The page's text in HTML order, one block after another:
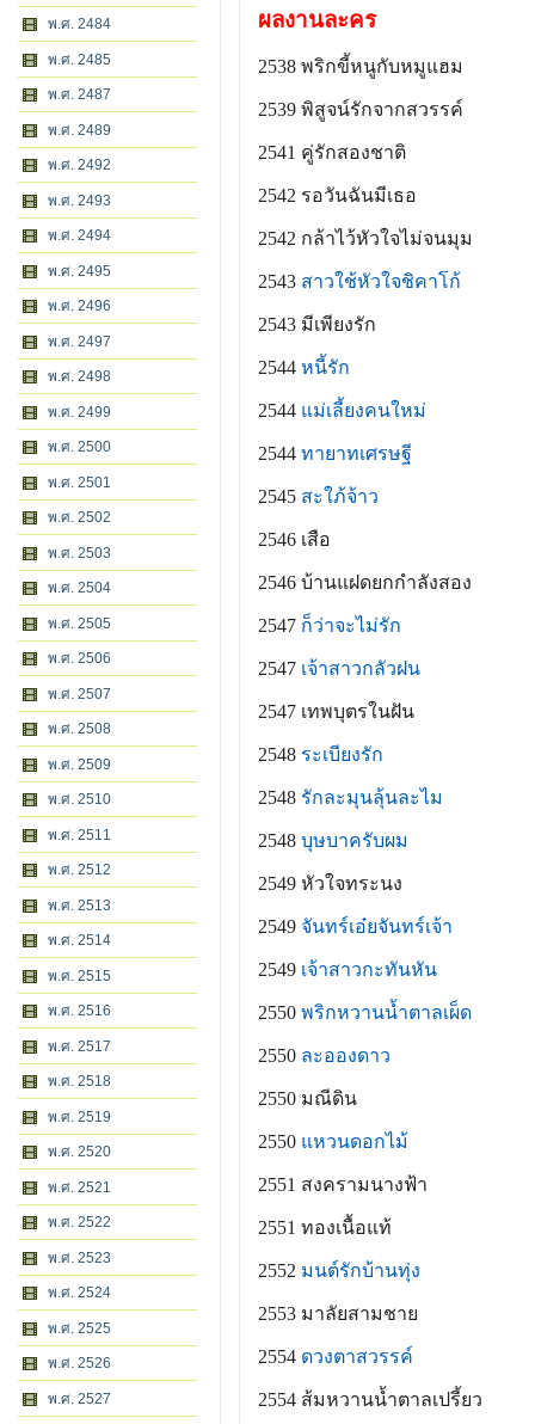
พ.ศ. 2484
พ.ศ. 2485
พ.ศ. 2487
พ.ศ. 2489
พ.ศ. 2492
พ.ศ. 2493
พ.ศ. 2494
พ.ศ. 2495
พ.ศ. 2496
พ.ศ. 2497
พ.ศ. 2498
พ.ศ. 2499
พ.ศ. 2500
พ.ศ. 2501
พ.ศ. 2502
พ.ศ. 2503
พ.ศ. 2504
พ.ศ. 2505
พ.ศ. 2506
พ.ศ. 2507
พ.ศ. 2508
พ.ศ. 2509
พ.ศ. 2510
พ.ศ. 2511
พ.ศ. 2512
พ.ศ. 2513
พ.ศ. 2514
พ.ศ. 2515
พ.ศ. 2516
พ.ศ. 2517
พ.ศ. 2518
พ.ศ. 2519
พ.ศ. 2520
พ.ศ. 2521
พ.ศ. 2522
พ.ศ. 2523
พ.ศ. 2524
พ.ศ. 2525
พ.ศ. 2526
พ.ศ. 2527
ผลงานละคร
2538 พริกขี้หนูกับหมูแฮม
2539 พิสูจน์รักจากสวรรค์
2541 คู่รักสองชาติ
2542 รอวันฉันมีเธอ
2542 กล้าไว้หัวใจไม่จนมุม
2543 สาวใช้หัวใจชิคาโก้
2543 มีเพียงรัก
2544 หนี้รัก
2544 แม่เลี้ยงคนใหม่
2544 ทายาทเศรษฐี
2545 สะใภ้จ้าว
2546 เสือ
2546 บ้านแฝดยกกำลังสอง
2547 ก็ว่าจะไม่รัก
2547 เจ้าสาวกลัวฝน
2547 เทพบุตรในฝัน
2548 ระเบียงรัก
2548 รักละมุนลุ้นละไม
2548 บุษบาครับผม
2549 หัวใจทระนง
2549 จันทร์เอ๋ยจันทร์เจ้า
2549 เจ้าสาวกะทันหัน
2550 พริกหวานน้ำตาลเผ็ด
2550 ละอองดาว
2550 มณีดิน
2550 แหวนดอกไม้
2551 สงครามนางฟ้า
2551 ทองเนื้อแท้
2552 มนต์รักบ้านทุ่ง
2553 มาลัยสามชาย
2554 ดวงตาสวรรค์
2554 ส้มหวานน้ำตาลเปรี้ยว